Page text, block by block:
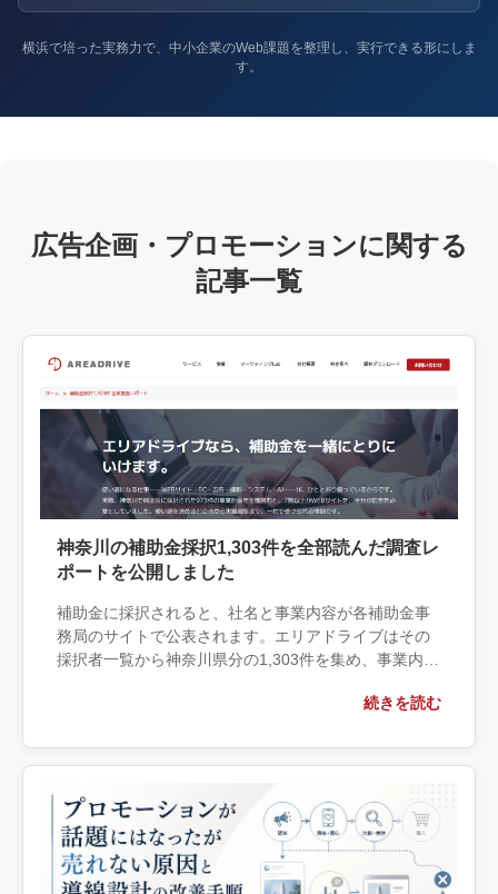
横浜で培った実務力で、中小企業のWeb課題を整理し、実行できる形にしま
す。
広告企画・プロモーションに関する
記事一覧
神奈川の補助金採択1,303件を全部読んだ調査レ
ポートを公開しました
補助金に採択されると、社名と事業内容が各補助金事
務局のサイトで公表されます。エリアドライブはその
採択者一覧から神奈川県分の1,303件を集め、事業内容
続きを読む